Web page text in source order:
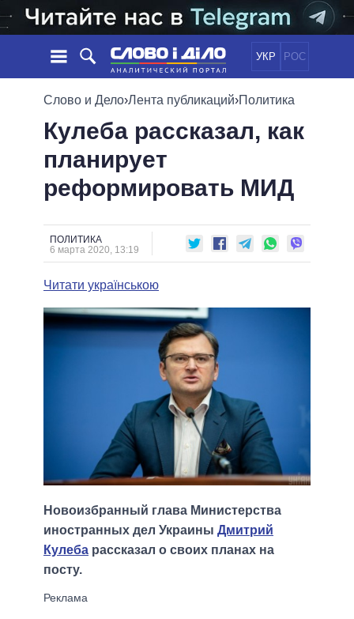
УКР РОС
НОВОСТИ
ЛЕНТА
СОБЫТИЯ
СТАТЬИ
МНЕНИЯ
ОБЗОРЫ
ДАЙДЖЕСТЫ
ПОЛИТИКА
ОБЩЕСТВО
ОБЕЩАНИЯ
ПОЛИТИКИ
ВСЕ ПОЛИТИКИ
ПРЕЗИДЕНТ И ОФИС
ВЕРХОВНАЯ РАДА
МЭРЫ
ИНФОГРАФИКА
ВИДЕО
СРАВНЕНИЕ ПОЛИТИКОВ
Слово и Дело›Лента публикаций›Политика
Кулеба рассказал, как
планирует
реформировать МИД
ПОЛИТИКА
6 марта 2020, 13:19
Читати українською
Новоизбранный глава Министерства
иностранных дел Украины Дмитрий
Кулеба рассказал о своих планах на
посту.